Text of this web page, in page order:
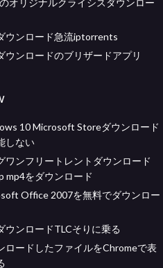
オリジナルクライシスダウンロー
ウンロード急流iptorrents
ウンロードのブリザードアプリ
10 Microsoft Storeダウンロード
しない
ワンフリートレントダウンロード
mp4をダウンロード
Office 2007を無料でダウンロー
ウンロードTLCそりに乗る
ロードしたファイルをChromeで表